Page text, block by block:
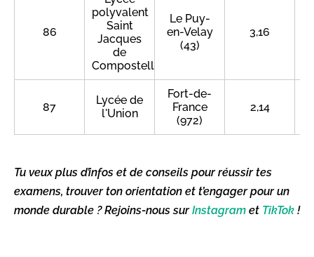
86
polyvalent
Saint
Jacques
de
Compostelle
Le Puy-
en-Velay
(43)
3,16
87
Lycée de
l'Union
Fort-de-
France
(972)
2,14
Tu veux plus d’infos et de conseils pour réussir tes
examens, trouver ton orientation et t’engager pour un
monde durable ? Rejoins-nous surInstagram et TikTok !